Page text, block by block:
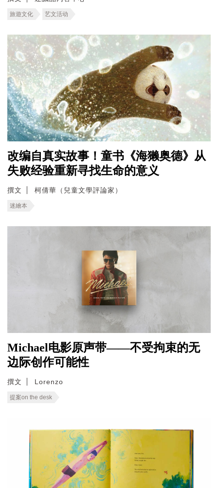
旅遊文化 艺文活动
改编自真实故事！童书《海獭奥德》从
失败经验重新寻找生命的意义
撰文 柯倩華（兒童文學評論家）
迷繪本
Michael电影原声带——不受拘束的无
边际创作可能性
撰文 Lorenzo
提案on the desk